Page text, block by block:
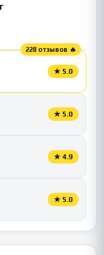
228 отзывов 🔥
★ 5.0
★ 5.0
★ 4.9
★ 5.0